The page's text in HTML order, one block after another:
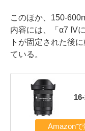
このほか、150-
内容には、「α7 IV
トが固定された後
ている。
Amazonで